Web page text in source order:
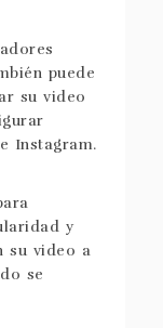
puede
su video
Instagram.
y
su video a
se